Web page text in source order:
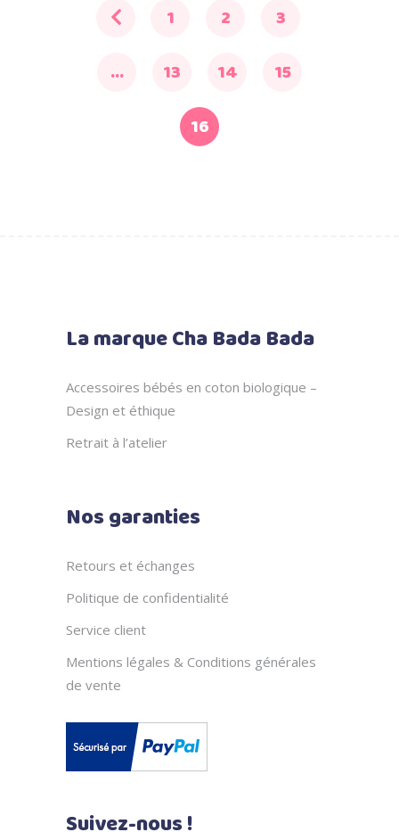
1 2
3
…
13 14
15
16
La marque Cha Bada Bada
Accessoires bébés en coton biologique –
Design et éthique
Retrait à l’atelier
Nos garanties
Retours et échanges
Politique de confidentialité
Service client
Mentions légales & Conditions générales
de vente
Suivez-nous !